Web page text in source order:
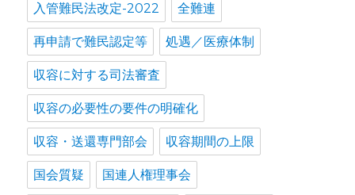
入管難民法改定-2022 全難連
再申請で難民認定等 処遇／医療体制
収容に対する司法審査
収容の必要性の要件の明確化
収容・送還専門部会 収容期間の上限
国会質疑 国連人権理事会